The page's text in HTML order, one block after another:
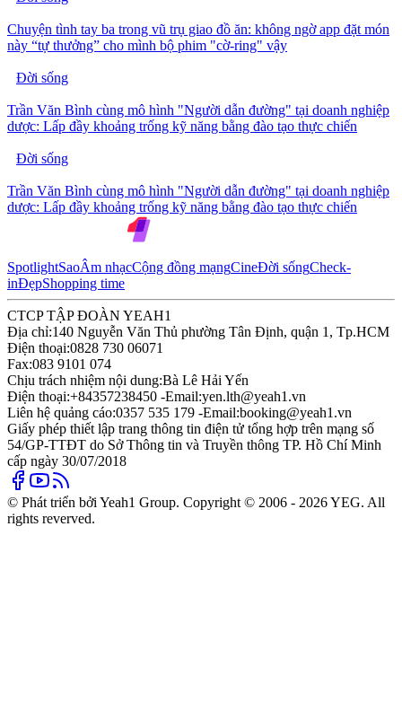
Chuyện tình tay ba trong vũ trụ giao đồ ăn: không ngờ app đặt món
này “tự thưởng” cho mình bộ phim "cờ-ring" vậy
Đời sống
Trần Văn Bình cùng mô hình "Người dẫn đường" tại doanh nghiệp
dược: Lấp đầy khoảng trống kỹ năng bằng đào tạo thực chiến
Đời sống
Trần Văn Bình cùng mô hình "Người dẫn đường" tại doanh nghiệp
dược: Lấp đầy khoảng trống kỹ năng bằng đào tạo thực chiến
SpotlightSaoÂm nhạcCộng đồng mạngCineĐời sốngCheck-
inĐẹpShopping time
CTCP TẬP ĐOÀN YEAH1
Địa chỉ:140 Nguyễn Văn Thủ phường Tân Định, quận 1, Tp.HCM
Điện thoại:0828 730 06071
Fax:083 9101 074
Chịu trách nhiệm nội dung:Bà Lê Hải Yến
Điện thoại:+84357238450 -Email:yen.lth@yeah1.vn
Liên hệ quảng cáo:0357 535 179 -Email:booking@yeah1.vn
Giấy phép thiết lập trang thông tin điện tử tổng hợp trên mạng số
54/GP-TTĐT do Sở Thông tin và Truyền thông TP. Hồ Chí Minh
cấp ngày 30/07/2018
© Phát triển bởi Yeah1 Group. Copyright © 2006 - 2026 YEG. All
rights reverved.